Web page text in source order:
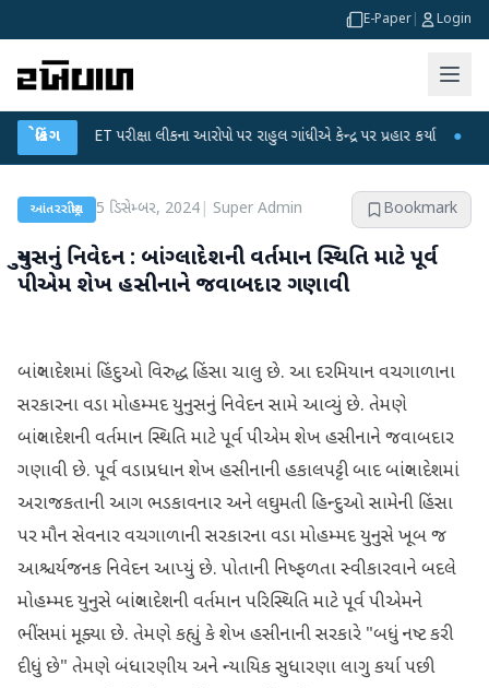
E-Paper Login
બ્રેકિંગ
NET પરીક્ષા લીકના આરોપો પર રાહુલ ગાંધીએ કેન્દ્ર પર પ્રહાર કર્યા ●
આંતરરાષ્ટ્રીય 5 ડિસેમ્બર, 2024| Super Admin Bookmark
યુનુસનું નિવેદન : બાંગ્લાદેશની વર્તમાન સ્થિતિ માટે પૂર્વ
પીએમ શેખ હસીનાને જવાબદાર ગણાવી
બાંગ્લાદેશમાં હિંદુઓ વિરુદ્ધ હિંસા ચાલુ છે. આ દરમિયાન વચગાળાના
સરકારના વડા મોહમ્મદ યુનુસનું નિવેદન સામે આવ્યું છે. તેમણે
બાંગ્લાદેશની વર્તમાન સ્થિતિ માટે પૂર્વ પીએમ શેખ હસીનાને જવાબદાર
ગણાવી છે. પૂર્વ વડાપ્રધાન શેખ હસીનાની હકાલપટ્ટી બાદ બાંગ્લાદેશમાં
અરાજકતાની આગ ભડકાવનાર અને લઘુમતી હિન્દુઓ સામેની હિંસા
પર મૌન સેવનાર વચગાળાની સરકારના વડા મોહમ્મદ યુનુસે ખૂબ જ
આશ્ચર્યજનક નિવેદન આપ્યું છે. પોતાની નિષ્ફળતા સ્વીકારવાને બદલે
મોહમ્મદ યુનુસે બાંગ્લાદેશની વર્તમાન પરિસ્થિતિ માટે પૂર્વ પીએમને
ભીંસમાં મૂક્યા છે. તેમણે કહ્યું કે શેખ હસીનાની સરકારે "બધું નષ્ટ કરી
દીધું છે" તેમણે બંધારણીય અને ન્યાયિક સુધારણા લાગુ કર્યા પછી